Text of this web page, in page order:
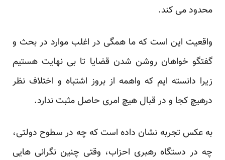
محدود می کند.
واقعیت این است که ما همگی در اغلب موارد در بحث و
گفتگو خواهان روشن شدن قضایا تا بی نهایت هستیم
زیرا دانسته ایم که واهمه از بروز اشتباه و اختلاف نظر
درهیچ کجا و در قبال هیچ امری حاصل مثبت ندارد.
به عکس تجربه نشان داده است که چه در سطوح دولتی،
چه در دستگاه رهبری احزاب، وقتی چنین نگرانی هایی